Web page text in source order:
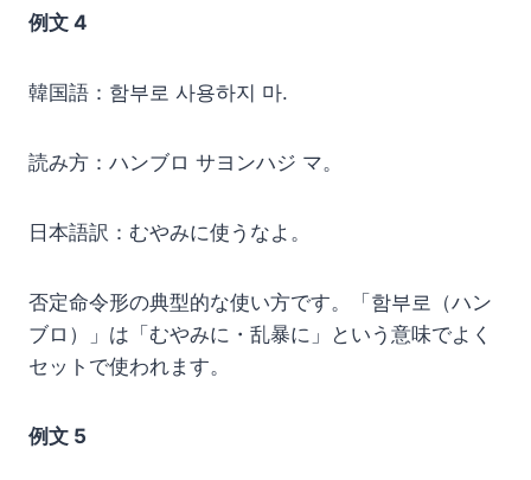
例文 4
韓国語：함부로 사용하지 마.
読み方：ハンブロ サヨンハジ マ。
日本語訳：むやみに使うなよ。
否定命令形の典型的な使い方です。「함부로（ハン
ブロ）」は「むやみに・乱暴に」という意味でよく
セットで使われます。
例文 5